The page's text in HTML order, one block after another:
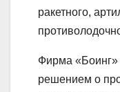
ракетного,
Фирма «Боинг»
решением о